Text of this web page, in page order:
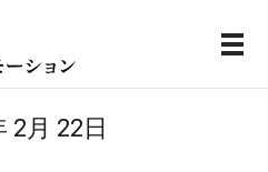
メ
2月 22日